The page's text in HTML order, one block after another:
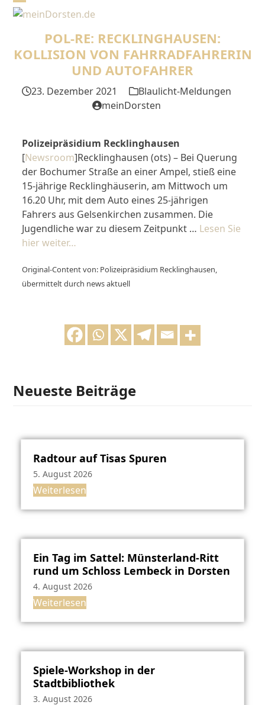
SkipOpen
mobile
menu
Close
mobile
menu
POL-RE: RECKLINGHAUSEN:
KOLLISION VON FAHRRADFAHRERIN
UND AUTOFAHRER
23. Dezember 2021
Blaulicht-Meldungen
meinDorsten
Polizeipräsidium Recklinghausen
[Newsroom]Recklinghausen (ots) – Bei Querung
der Bochumer Straße an einer Ampel, stieß eine
15-jährige Recklinghäuserin, am Mittwoch um
16.20 Uhr, mit dem Auto eines 25-jährigen
Fahrers aus Gelsenkirchen zusammen. Die
Jugendliche war zu diesem Zeitpunkt … Lesen Sie
hier weiter…
Original-Content von: Polizeipräsidium Recklinghausen,
übermittelt durch news aktuell
Neueste Beiträge
Radtour auf Tisas Spuren
5. August 2026
Weiterlesen
Ein Tag im Sattel: Münsterland-Ritt
rund um Schloss Lembeck in Dorsten
4. August 2026
Weiterlesen
Spiele-Workshop in der
Stadtbibliothek
3. August 2026